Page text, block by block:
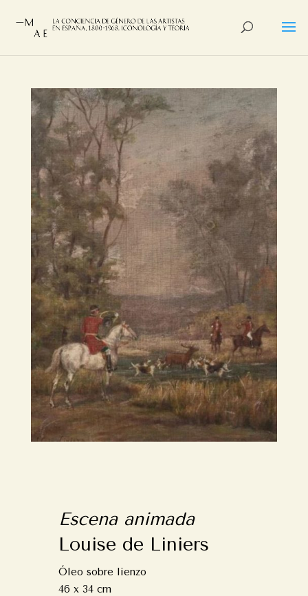
Escena animada
Louise de Liniers
Óleo sobre lienzo
46 x 34 cm